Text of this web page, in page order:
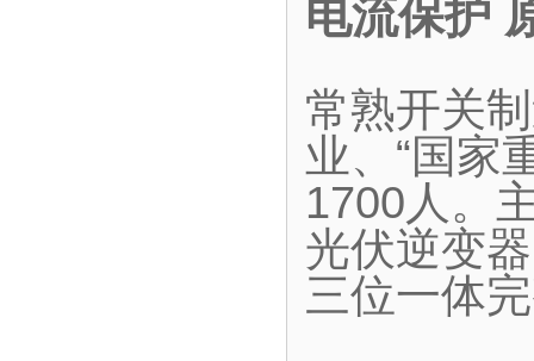
电流保护
常熟开关
业、“国家
1700人。
光伏逆变
三位一体